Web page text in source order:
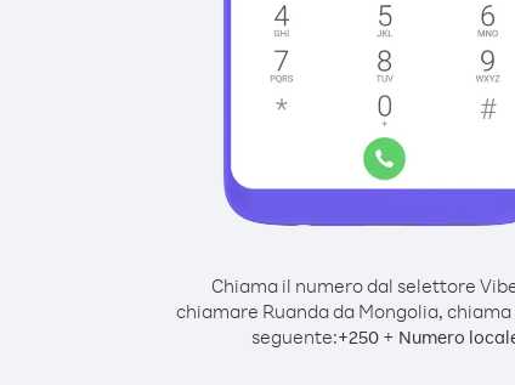
Chiama il numero dal selettore
chiamare Ruanda da Mongolia,
seguente:+250+ Numero